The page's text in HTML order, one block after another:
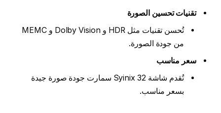
تقنيات تحسين الصورة
تُحسن تقنيات مثل HDR و Dolby Vision و MEMC
من جودة الصورة.
سعر مناسب
تُقدم شاشة Syinix 32 سمارت جودة صورة جيدة
بسعر مناسب.